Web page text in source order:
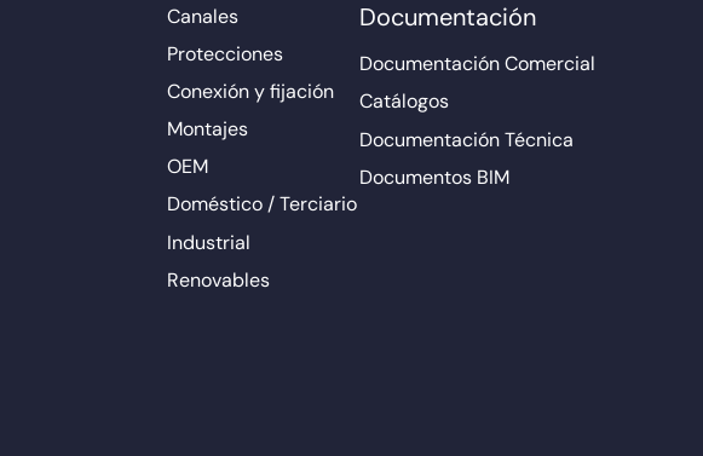
Canales
Protecciones
Conexión y fijación
Montajes
OEM
Doméstico / Terciario
Industrial
Renovables
Documentación
Documentación Comercial
Catálogos
Documentación Técnica
Documentos BIM